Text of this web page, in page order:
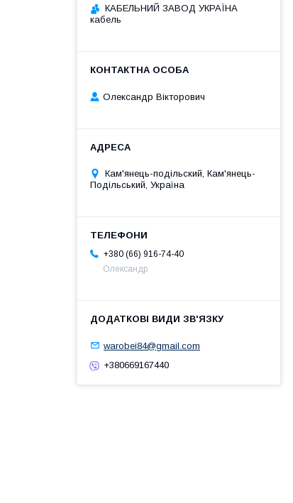
КАБЕЛЬНИЙ ЗАВОД УКРАЇНА
кабель
Олександр Вікторович
Кам'янець-подільский, Кам'янець-
Подільський, Україна
+380 (66) 916-74-40
Олександр
warobei84@gmail.com
+380669167440